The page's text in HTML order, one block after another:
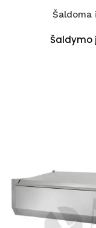
Šaldoma
Šaldymo